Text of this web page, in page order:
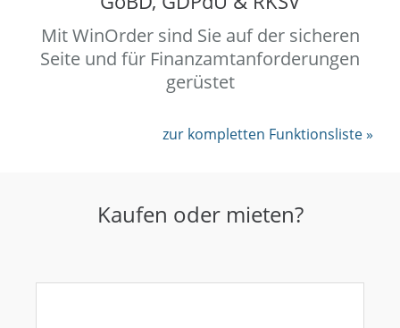
Mit WinOrder sind Sie auf der sicheren
Seite und für Finanzamtanforderungen
gerüstet
zur kompletten Funktionsliste »
Kaufen oder mieten?